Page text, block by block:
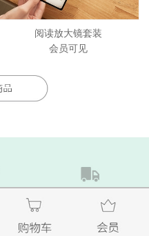
阅读放大镜套装
会员可见